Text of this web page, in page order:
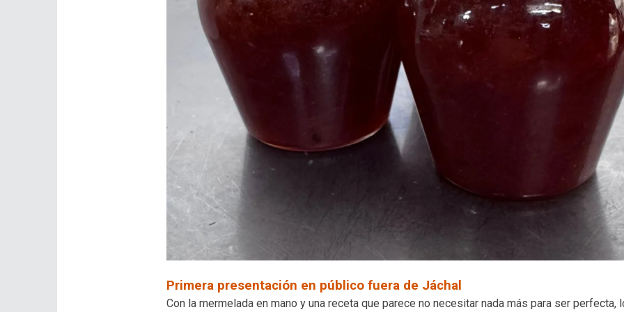
Primera presentación en público fuera de Jáchal
Con la mermelada en mano y una receta que parece no necesitar nada más para ser perfecta,